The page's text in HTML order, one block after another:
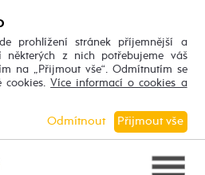
prohlížení stránek příjemnější a
některých z nich potřebujeme váš
na „Přijmout vše“. Odmítnutím se
cookies.Více informací o cookies a
Přijmout vše
Odmítnout